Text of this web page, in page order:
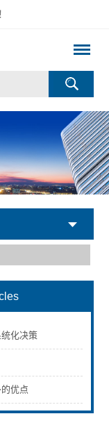
化决策
优点